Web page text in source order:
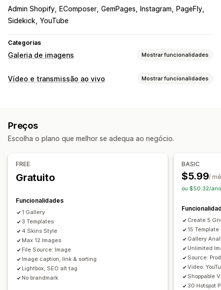
Admin Shopify EComposer GemPages Instagram
PageFly
Sidekick YouTube
Categorias
Galeria de imagens Mostrar funcionalidades
Tipos de galeria
Personalização
Posição do ícone
Editor de arrastar e largar
Zoom da imagem
Etiquetas com publicação de venda
Partilha nas redes sociais
Vídeo e transmissão ao vivo Mostrar funcionalidades
Reprodução automática
Vídeo interativo UGC Partilha nas redes sociais
Fundo de vídeo
Leitor de vídeo
Vídeos incorporados
Reatividade móvel
Preços
Escolha o plano que melhor se adequa ao negócio.
FREE
Gratuito
Funcionalidades
1 Gallery
3 Templates
4 Skins Style
Max 12 Images
File Source: Image
Image caption, link & sorting
Lightbox, SEO alt tag
No brandmark
BASIC
$5.99/
ou $50.32/
Create 5
15
Gallery
Unlimited
Source:
Video:
Shoppable
30 Hotspot